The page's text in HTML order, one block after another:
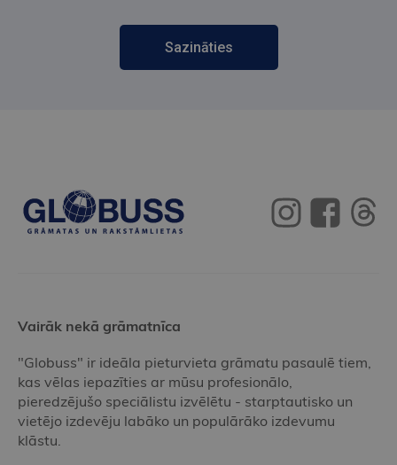
Sazināties
Vairāk nekā grāmatnīca
"Globuss" ir ideāla pieturvieta grāmatu pasaulē tiem,
kas vēlas iepazīties ar mūsu profesionālo,
pieredzējušo speciālistu izvēlētu - starptautisko un
vietējo izdevēju labāko un populārāko izdevumu
klāstu.